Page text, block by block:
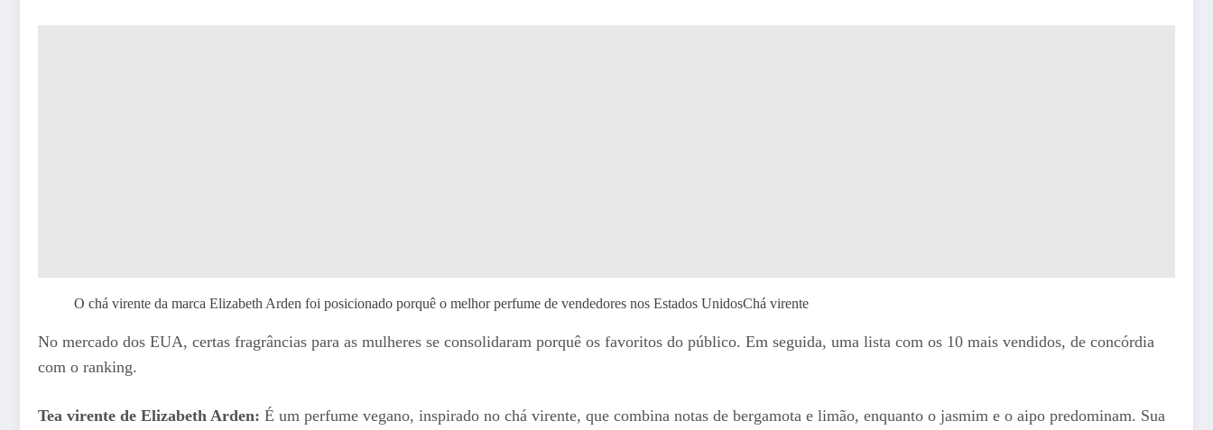
O chá virente da marca Elizabeth Arden foi posicionado porquê o melhor perfume de vendedores nos Estados UnidosChá virente
No mercado dos EUA, certas fragrâncias para as mulheres se consolidaram porquê os favoritos do público. Em seguida, uma lista com os 10 mais vendidos, de concórdia
com o ranking.
Tea virente de Elizabeth Arden: É um perfume vegano, inspirado no chá virente, que combina notas de bergamota e limão, enquanto o jasmim e o aipo predominam. Sua